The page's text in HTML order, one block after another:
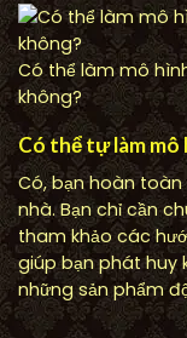
Có thể làm mô
không?
Có thể tự làm mô
Có, bạn hoàn
nhà. Bạn chỉ cần
tham khảo các
giúp bạn phát huy
những sản phẩm